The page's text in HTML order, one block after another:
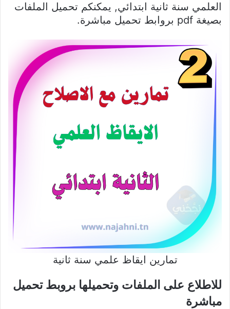
العلمي سنة ثانية ابتدائي, يمكنكم تحميل الملفات
بصيغة pdf بروابط تحميل مباشرة.
تمارين ايقاظ علمي سنة ثانية
للاطلاع على الملفات وتحميلها بروبط تحميل
مباشرة